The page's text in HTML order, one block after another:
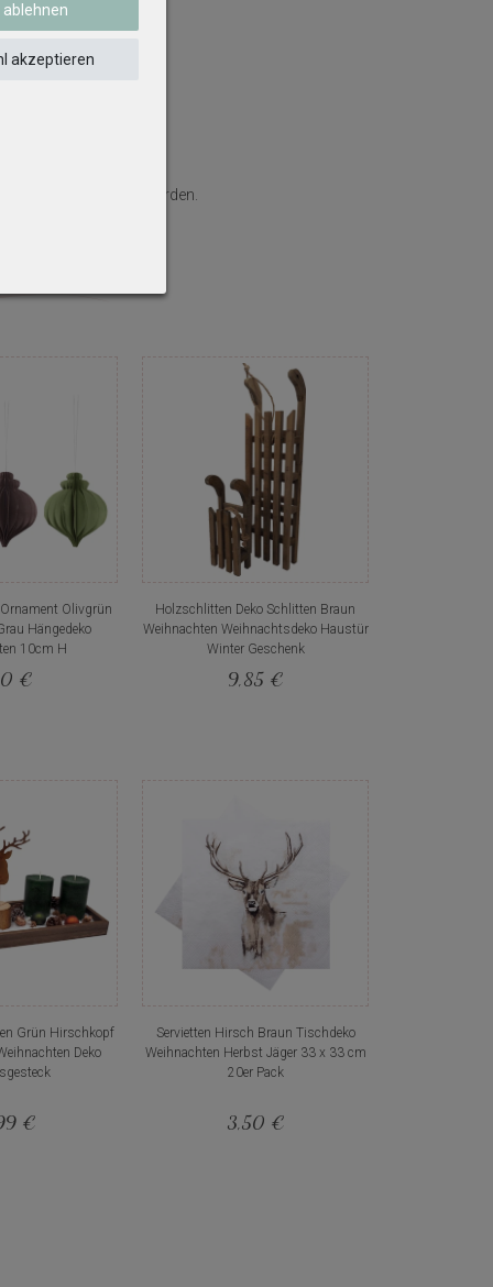
eingeschlossen werden.
Olivgrün
Hängedeko
10cm H
€
Holzschlitten Deko Schlitten Braun
Weihnachten Weihnachtsdeko Haustür
Winter Geschenk
9,85 €
Grün Hirschkopf
Deko
€
Servietten Hirsch Braun Tischdeko
Weihnachten Herbst Jäger 33 x 33 cm
20er Pack
3,50 €
ablehnen
akzeptieren